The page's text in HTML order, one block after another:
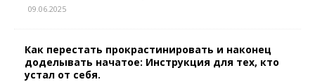
09.06.2025
Как перестать прокрастинировать и наконец
доделывать начатое: Инструкция для тех, кто
устал от себя.